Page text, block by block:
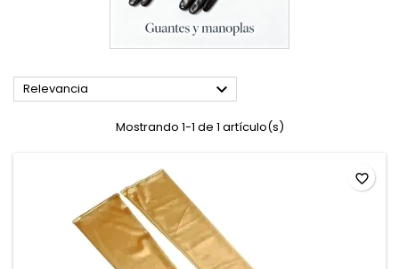
Relevancia 
Mostrando 1-1 de 1 artículo(s)
favorite_border